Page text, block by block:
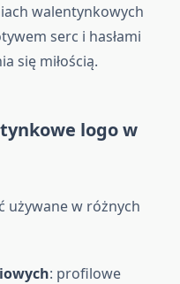
walentynkowych
serc i hasłami
się miłością.
logo w
używane w różnych
: profilowe